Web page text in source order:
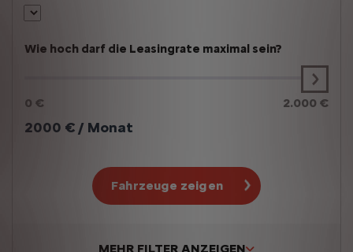
Wie hoch darf die Leasingrate maximal sein?
0 € 2.000 €
2000 € / Monat
Fahrzeuge zeigen
MEHR FILTER ANZEIGEN